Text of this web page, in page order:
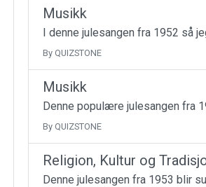
Musikk
I denne julesangen fra 1952 så
By QUIZSTONE
Musikk
Denne populære julesangen fra
By QUIZSTONE
Religion, Kultur og
Denne julesangen fra 1953 blir